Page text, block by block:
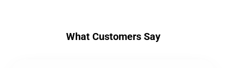
What Customers Say